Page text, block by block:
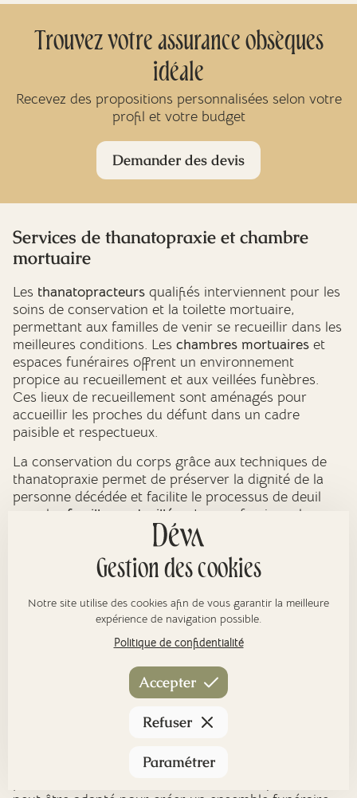
Trouvez votre assurance obsèques
idéale
Recevez des propositions personnalisées selon votre
profil et votre budget
Demander des devis
Services de thanatopraxie et chambre
mortuaire
Les thanatopracteurs qualifiés interviennent pour les
soins de conservation et la toilette mortuaire,
permettant aux familles de venir se recueillir dans les
meilleures conditions. Les chambres mortuaires et
espaces funéraires offrent un environnement
propice au recueillement et aux veillées funèbres.
Ces lieux de recueillement sont aménagés pour
accueillir les proches du défunt dans un cadre
paisible et respectueux.
La conservation du corps grâce aux techniques de
thanatopraxie permet de préserver la dignité de la
personne décédée et facilite le processus de deuil
pour les familles endeuillées
. Les professionnels
utilisent des techniques et produits funéraires
adaptés, notamment le formol, pour assurer une
présentation soignée du défunt.
Pompes Funèbres Serris : marbrerie et
articles funéraires
Monuments funéraires et sépultures
large choix d'articles funéraires pour personnaliser la
tombales en granit, bronze, monuments
Gestion des cookies
Notre site utilise des cookies afin de vous garantir la meilleure
expérience de navigation possible.
Politique de confidentialité
Accepter
Refuser
Paramétrer